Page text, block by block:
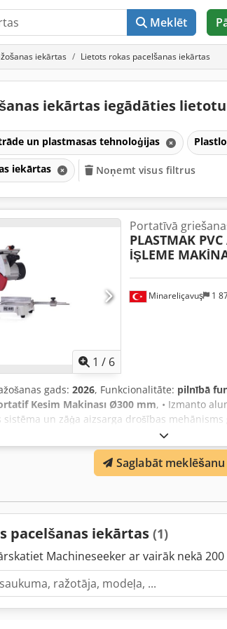
Meklēt
iekārtas Lietots rokas pacelšanas iekārtas
iekārtas iegādāties lietotu
un plastmasas tehnoloģijas
iekārtas Noņemt visus filtrus
1 / 6
Minareliçavuş 1
Portatīvā
PLASTMAK
İŞLEME
gads: 2026, Funkcionalitāte: pilnībā
Kesim Makinası Ø300 mm, • Izmanto
sistēma un zāģa aizsarga drošības
vēlamajā leņķī no -45° līdz +45°
22,5°, 30°, 45° IESPĒJAS • Apakšējās
Pneimatiska prese un dzesēšanas sistēma •
Saglabāt meklēšanu
pacelšanas iekārtas (1)
Machineseeker ar vairāk nekā